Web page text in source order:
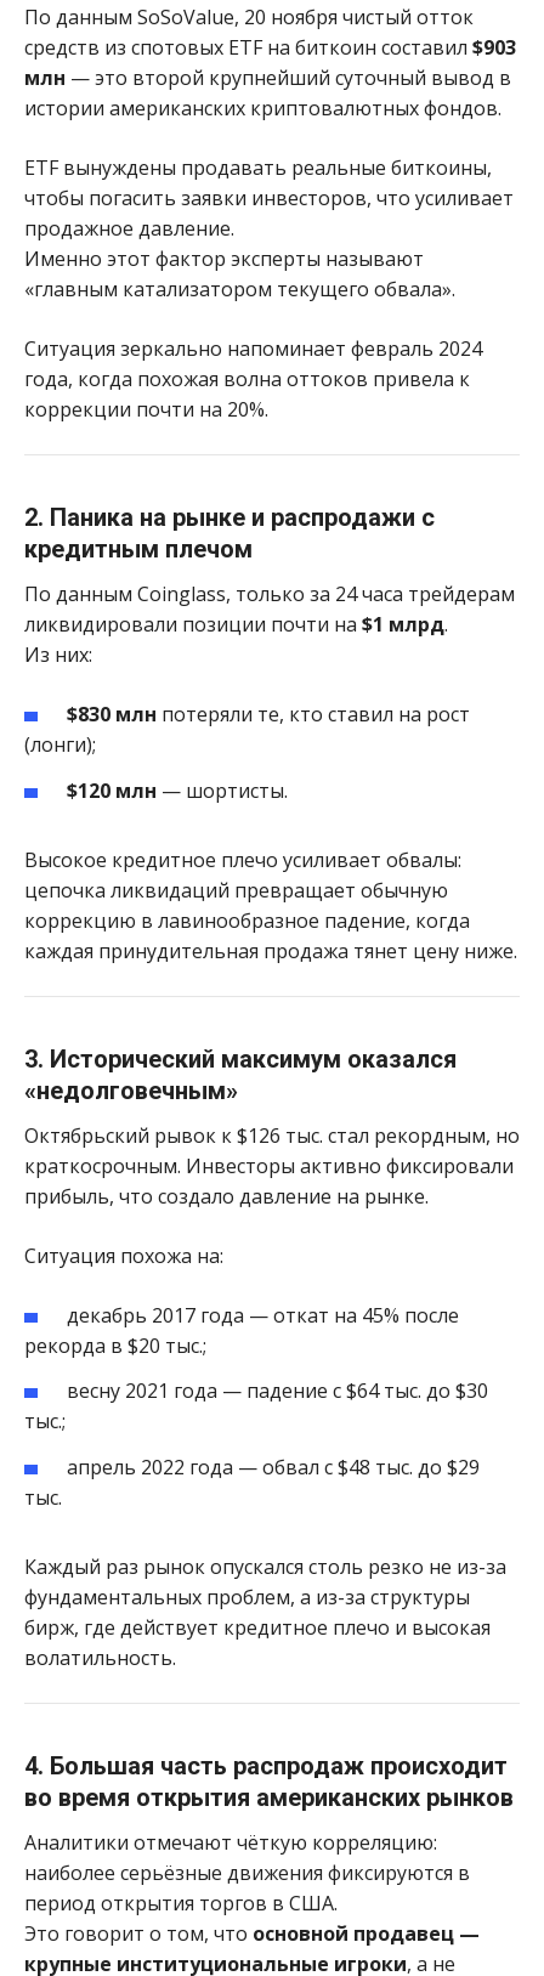
По данным SoSoValue, 20 ноября чистый отток
средств из спотовых ETF на биткоин составил $903
млн — это второй крупнейший суточный вывод в
истории американских криптовалютных фондов.
ETF вынуждены продавать реальные биткоины,
чтобы погасить заявки инвесторов, что усиливает
продажное давление.
Именно этот фактор эксперты называют
«главным катализатором текущего обвала».
Ситуация зеркально напоминает февраль 2024
года, когда похожая волна оттоков привела к
коррекции почти на 20%.
2. Паника на рынке и распродажи с
кредитным плечом
По данным Coinglass, только за 24 часа трейдерам
ликвидировали позиции почти на $1 млрд.
Из них:
$830 млн потеряли те, кто ставил на рост
(лонги);
$120 млн — шортисты.
Высокое кредитное плечо усиливает обвалы:
цепочка ликвидаций превращает обычную
коррекцию в лавинообразное падение, когда
каждая принудительная продажа тянет цену ниже.
3. Исторический максимум оказался
«недолговечным»
Октябрьский рывок к $126 тыс. стал рекордным, но
краткосрочным. Инвесторы активно фиксировали
прибыль, что создало давление на рынке.
Ситуация похожа на:
декабрь 2017 года — откат на 45% после
рекорда в $20 тыс.;
весну 2021 года — падение с $64 тыс. до $30
тыс.;
апрель 2022 года — обвал с $48 тыс. до $29
тыс.
Каждый раз рынок опускался столь резко не из-за
фундаментальных проблем, а из-за структуры
бирж, где действует кредитное плечо и высокая
волатильность.
4. Большая часть распродаж происходит
во время открытия американских рынков
Аналитики отмечают чёткую корреляцию:
наиболее серьёзные движения фиксируются в
период открытия торгов в США.
Это говорит о том, что основной продавец —
крупные институциональные игроки, а не